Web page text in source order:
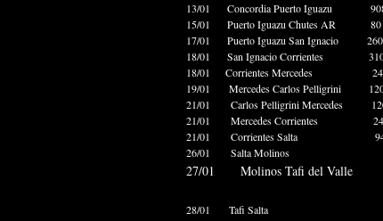
13/01 Concordia Puerto
15/01 Puerto Iguazu
17/01 Puerto Iguazu San
18/01 San Ignacio
18/01 Corrientes
19/01 Mercedes Carlos
21/01 Carlos Pelligrini
21/01 Mercedes
21/01 Corrientes
26/01 Salta Molinos
27/01 Molinos Tafi del
28/01 Tafi Salta